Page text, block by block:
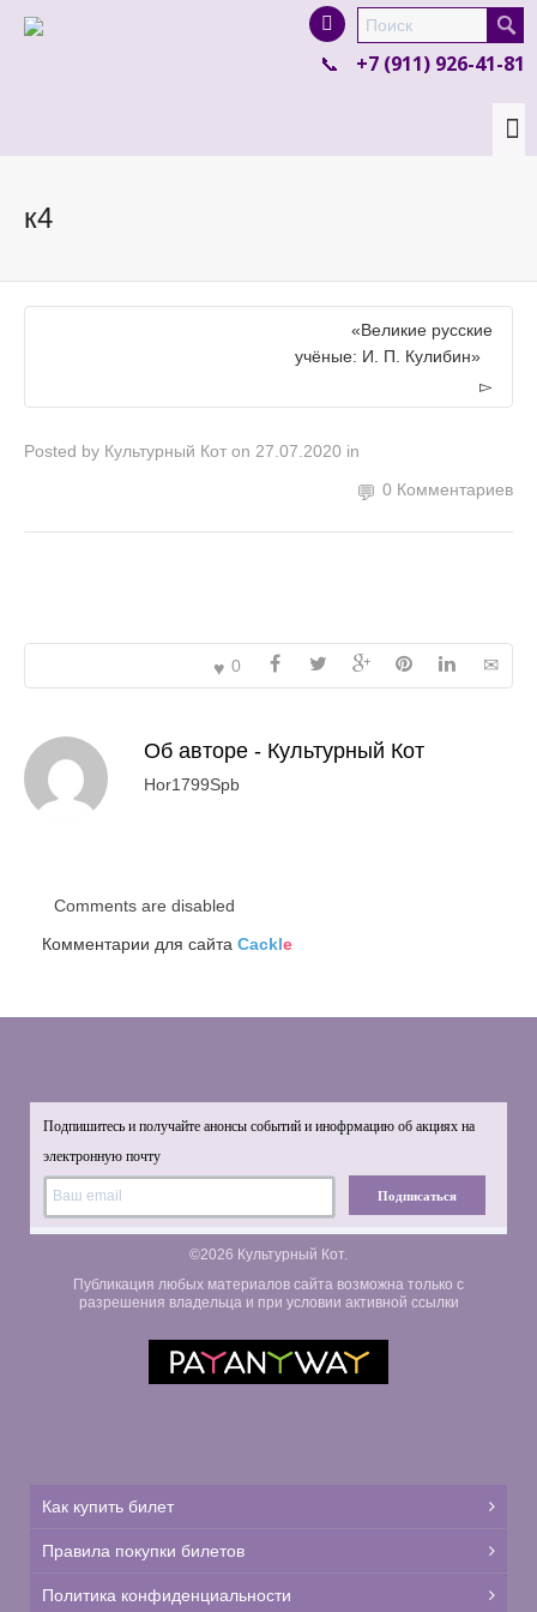
product in a size size .
colour items.
+7 (911) 926-41-81
к4
«Великие русские
учёные: И. П. Кулибин»
Posted by Культурный Кот on 27.07.2020 in
0 Комментариев
0
Об авторе - Культурный Кот
Hor1799Spb
Comments are disabled
Комментарии для сайта Cackle
Подпишитесь и получайте анонсы событий и инофрмацию об акциях на
электронную почту
Подписаться
©2026 Культурный Кот.
Публикация любых материалов сайта возможна только с
разрешения владельца и при условии активной ссылки
Как купить билет
Правила покупки билетов
Политика конфиденциальности